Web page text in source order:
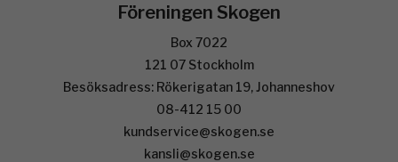
Föreningen Skogen
Box 7022
121 07 Stockholm
Besöksadress: Rökerigatan 19, Johanneshov
08-412 15 00
kundservice@skogen.se
kansli@skogen.se